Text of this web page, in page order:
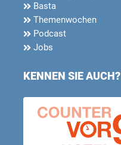
Basta
Themenwochen
Podcast
Jobs
KENNEN SIE AUCH?